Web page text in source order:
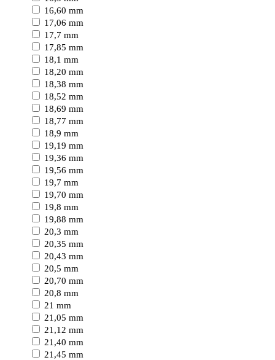
16,60 mm
17,06 mm
17,7 mm
17,85 mm
18,1 mm
18,20 mm
18,38 mm
18,52 mm
18,69 mm
18,77 mm
18,9 mm
19,19 mm
19,36 mm
19,56 mm
19,7 mm
19,70 mm
19,8 mm
19,88 mm
20,3 mm
20,35 mm
20,43 mm
20,5 mm
20,70 mm
20,8 mm
21 mm
21,05 mm
21,12 mm
21,40 mm
21,45 mm